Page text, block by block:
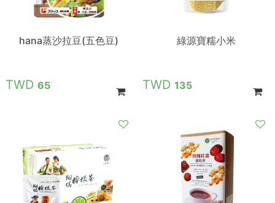
hana蒸沙拉豆(五色豆)
65
綠源寶糯小米
135